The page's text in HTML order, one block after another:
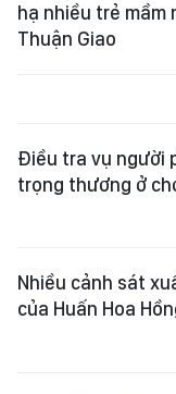
hạ nhiều trẻ mầm
Thuận Giao
Điều tra vụ người
trọng thương ở
Nhiều cảnh sát
của Huấn Hoa